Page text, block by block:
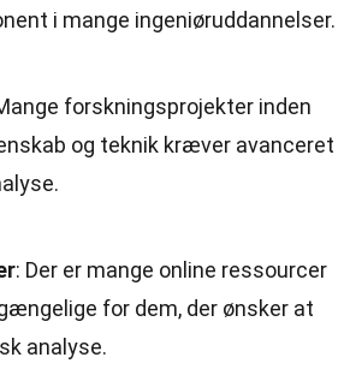
i mange ingeniøruddannelser.
forskningsprojekter inden
og teknik kræver avanceret
: Der er mange online ressourcer
for dem, der ønsker at
analyse.